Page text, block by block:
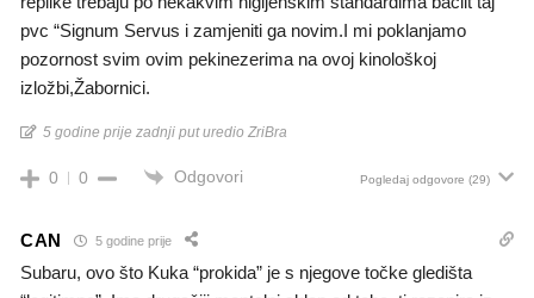
pvc “Signum Servus i zamjeniti ga novim.I mi poklanjamo
pozornost svim ovim pekinezerima na ovoj kinološkoj
izložbi,Žabornici.
5 godine prije zadnji put uredio ZriBra
0 0 Odgovori Pogledaj odgovore (29)
CAN 5 godine prije
Subaru, ovo što Kuka “prokida” je s njegove točke gledišta